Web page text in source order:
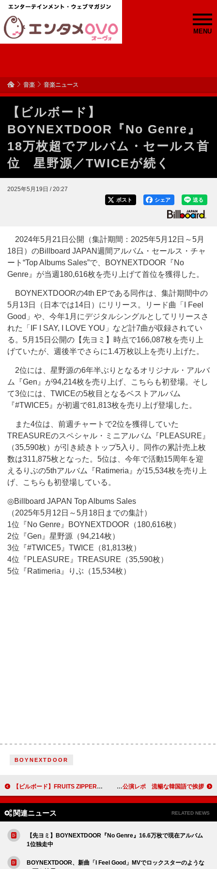
MENU
音楽 音楽ニュース
【ビルボード】
BOYNEXTDOOR『No Genre』
18万枚超でアルバム・セールス首
位 星野源／TWICEが続く
2025年5月19日 / 20:27
送る
シェア
ポスト
2024年5月21日公開（集計期間：2025年5月12日～5月
18日）のBillboard JAPAN週間アルバム・セールス・チャ
ート“Top Albums Sales”で、BOYNEXTDOOR『No
Genre』が当週180,616枚を売り上げて首位を獲得した。
BOYNEXTDOORの4th EPである同作は、集計期間中の
5月13日（日本では14日）にリリース。リード曲「I Feel
Good」や、今年1月にデジタルシングルとしてリリースさ
れた「IF I SAY, I LOVE YOU」など計7曲が収録されてい
る。5月15日公開の【先ヨミ】時点で166,087枚を売り上
げていたが、週後半でさらに1.4万枚以上を売り上げた。
2位には、星野源の6年半ぶりとなるオリジナル・アルバ
ム『Gen』が94,214枚を売り上げ、こちらも初登場。そし
て3位には、TWICEの5枚目となるベストアルバム
『#TWICE5』が初週で81,813枚を売り上げ登場した。
また4位は、前週チャートで2位を獲得していた
TREASUREのスペシャル・ミニアルバム『PLEASURE』
（35,590枚）が引き続きトップ5入り。同作の累計売上枚
数は311,875枚となった。5位は、今年で活動15周年を迎
えるりぶの5thアルバム『Ratimeria』が15,534枚を売り上
げ、こちらも初登場している。
◎Billboard JAPAN Top Albums Sales
（2025年5月12日～5月18日までの集計）
1位『No Genre』BOYNEXTDOOR（180,616枚）
2位『Gen』星野源（94,214枚）
3位『#TWICE5』TWICE（81,813枚）
4位『PLEASURE』TREASURE（35,590枚）
5位『Ratimeria』りぶ（15,534枚）
BOYNEXTDOOR
【ビルボード】FRUITS ZIPPER『KawaiiってMagic』29万枚で自身初シングル1位 ロクデナシ、即完売した韓国公演レポ 流暢な韓国語で挨拶
関連ニュース RELATED NEWS
【先ヨミ】BOYNEXTDOOR『No Genre』16.6万枚で現在アルバム
1位独走中
BOYNEXTDOOR、新曲「I Feel Good」MVでロックスターのような